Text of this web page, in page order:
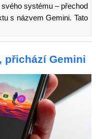
systému – přechod
s názvem Gemini. Tato
přichází Gemini